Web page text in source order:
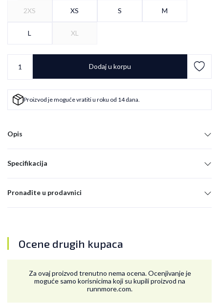
2XS XS S M
L XL
Dodaj u korpu
Proizvod je moguće vratiti u roku od 14 dana.
Opis
Specifikacija
Pronađite u prodavnici
Ocene drugih kupaca
Za ovaj proizvod trenutno nema ocena. Ocenjivanje je
moguće samo korisnicima koji su kupili proizvod na
runnmore.com.